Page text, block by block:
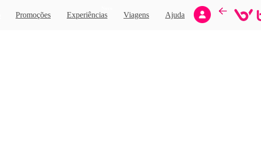
Promoções Experiências Viagens Ajuda